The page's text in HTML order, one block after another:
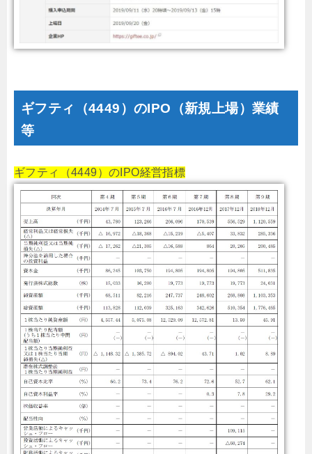
ギフティ（4449）のIPO（新規上場）業績
等
ギフティ（4449）のIPO経営指標